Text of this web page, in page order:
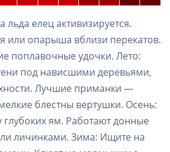
льда елец активизируется.
или опарыша вблизи перекатов.
поплавочные удочки. Лето:
под нависшими деревьями,
Лучшие приманки —
блестны вертушки. Осень:
глубоких ям. Работают донные
личинками. Зима: Ищите на